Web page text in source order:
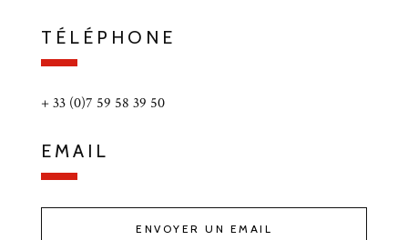
TÉLÉPHONE
+ 33 (0)7 59 58 39 50
EMAIL
ENVOYER UN EMAIL